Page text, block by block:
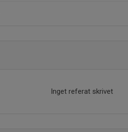
Inget referat skrivet